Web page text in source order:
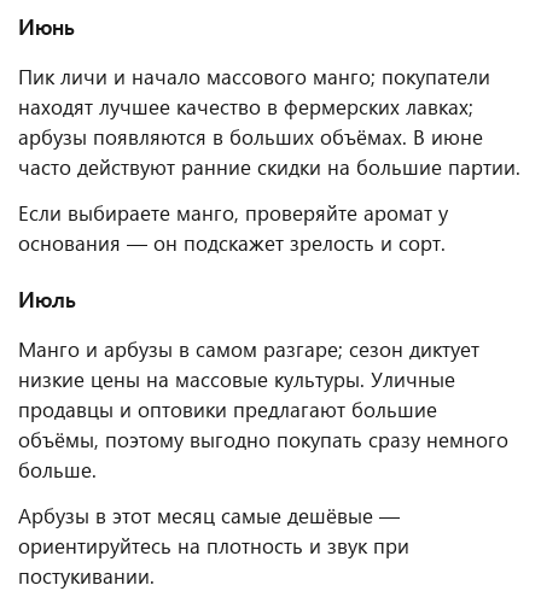
Июнь
Пик личи и начало массового манго; покупатели
находят лучшее качество в фермерских лавках;
арбузы появляются в больших объёмах. В июне
часто действуют ранние скидки на большие партии.
Если выбираете манго, проверяйте аромат у
основания — он подскажет зрелость и сорт.
Июль
Манго и арбузы в самом разгаре; сезон диктует
низкие цены на массовые культуры. Уличные
продавцы и оптовики предлагают большие
объёмы, поэтому выгодно покупать сразу немного
больше.
Арбузы в этот месяц самые дешёвые —
ориентируйтесь на плотность и звук при
постукивании.